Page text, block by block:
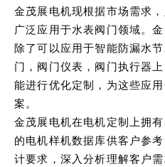
金茂展电机现根据市场需求
广泛应用于水表阀门领域。
除了可以应用于智能防漏水
门，阀门仪表，阀门执行器
能进行优化定制，为这些应
案。
金茂展电机在电机定制上拥
的电机样机数据库供客户参
计要求，深入分析理解客户